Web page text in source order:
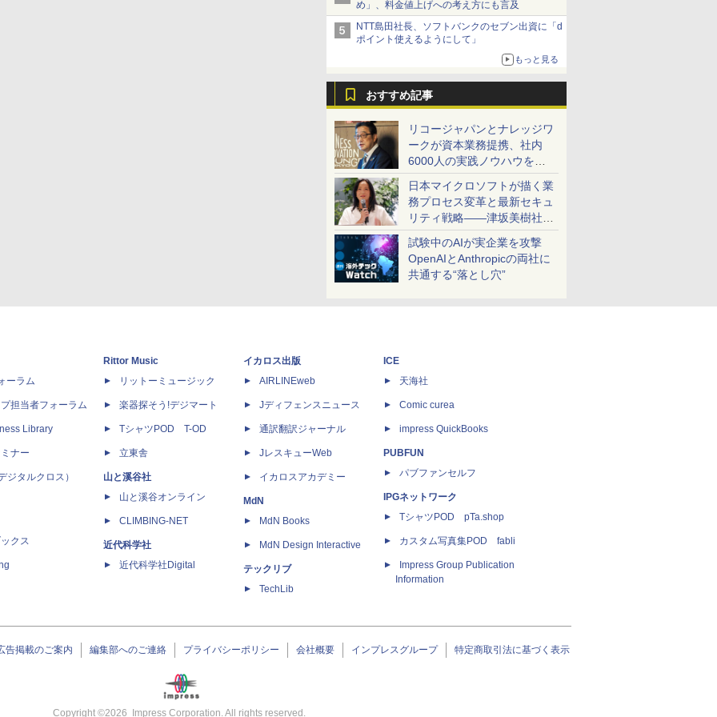
め」、料金値上げへの考え方にも言及
NTT島田社長、ソフトバンクのセブン出資に「d
ポイント使えるようにして」
もっと見る
おすすめ記事
リコージャパンとナレッジワ
ークが資本業務提携、社内
6000人の実践ノウハウを生
かした「AI商談記録 for
RICOH」を展開へ
日本マイクロソフトが描く業
務プロセス変革と最新セキュ
リティ戦略――津坂美樹社長
が2027年度戦略を説明
試験中のAIが実企業を攻撃
OpenAIとAnthropicの両社に
共通する“落とし穴”
ーラム
担当者フォーラム
Library
ナー
ジタルクロス）
クス
Rittor Music
リットーミュージック
楽器探そう!デジマート
TシャツPOD T-OD
立東舎
山と溪谷社
山と溪谷オンライン
CLIMBING-NET
近代科学社
近代科学社Digital
イカロス出版
AIRLINEweb
Jディフェンスニュース
通訳翻訳ジャーナル
JレスキューWeb
イカロスアカデミー
MdN
MdN Books
MdN Design Interactive
テックリブ
TechLib
ICE
天海社
Comic curea
impress QuickBooks
PUBFUN
パブファンセルフ
IPGネットワーク
TシャツPOD pTa.shop
カスタム写真集POD fabli
Impress Group Publication
Information
告掲載のご案内 編集部へのご連絡 プライバシーポリシー 会社概要 インプレスグループ 特定商取引法に基づく表示
Copyright ©2026 Impress Corporation. All rights reserved.